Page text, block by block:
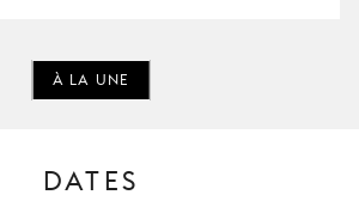
À LA UNE
DATES